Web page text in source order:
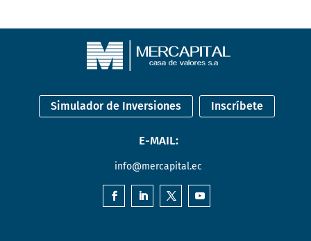
Simulador de Inversiones Inscríbete
E-MAIL:
info@mercapital.ec